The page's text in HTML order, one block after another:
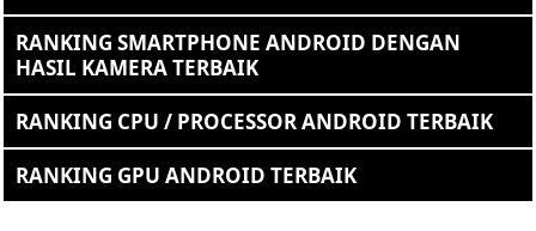
RANKING SMARTPHONE ANDROID DENGAN
HASIL KAMERA TERBAIK
RANKING CPU / PROCESSOR ANDROID TERBAIK
RANKING GPU ANDROID TERBAIK